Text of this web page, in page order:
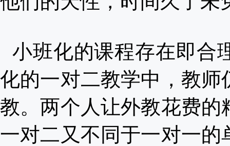
小班化的课程存在即合
化的一对二教学中，教
教。两个人让外教花费
一对二又不同于一对一